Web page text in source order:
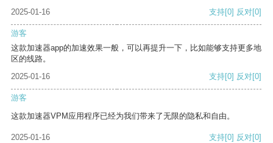
2025-01-16
支持[0] 反对[0]
游客
这款加速器app的加速效果一般，可以再提升一下，比如能够支持更多地
区的线路。
2025-01-16
支持[0] 反对[0]
游客
这款加速器VPM应用程序已经为我们带来了无限的隐私和自由。
2025-01-16 支持[0] 反对[0]